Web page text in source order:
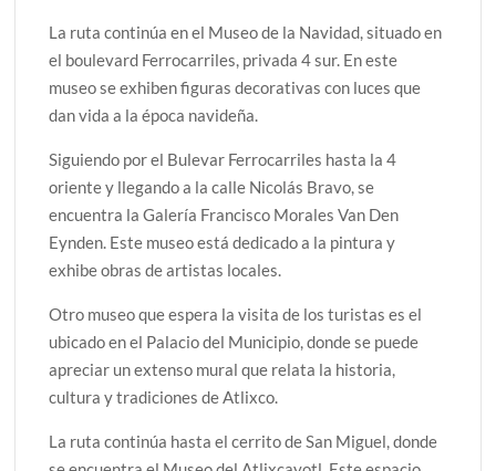
La ruta continúa en el Museo de la Navidad, situado en
el boulevard Ferrocarriles, privada 4 sur. En este
museo se exhiben figuras decorativas con luces que
dan vida a la época navideña.
Siguiendo por el Bulevar Ferrocarriles hasta la 4
oriente y llegando a la calle Nicolás Bravo, se
encuentra la Galería Francisco Morales Van Den
Eynden. Este museo está dedicado a la pintura y
exhibe obras de artistas locales.
Otro museo que espera la visita de los turistas es el
ubicado en el Palacio del Municipio, donde se puede
apreciar un extenso mural que relata la historia,
cultura y tradiciones de Atlixco.
La ruta continúa hasta el cerrito de San Miguel, donde